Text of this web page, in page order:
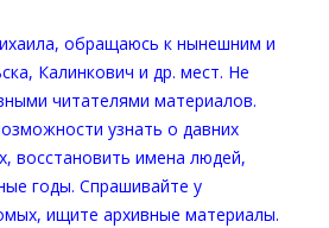
обращаюсь к нынешним и
Калинкович и др. мест. Не
читателями материалов.
узнать о давних
восстановить имена людей,
годы. Спрашивайте у
ищите архивные материалы.